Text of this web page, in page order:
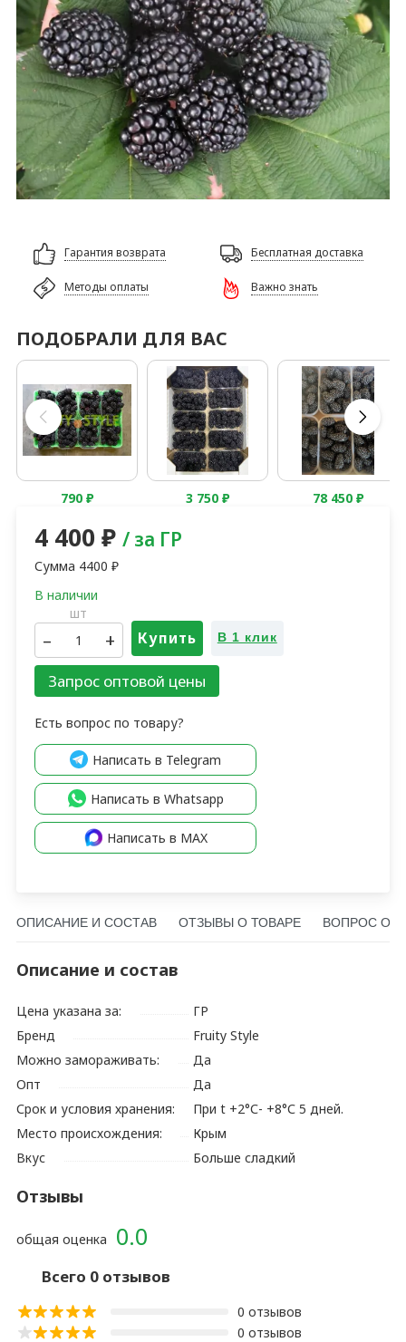
Гарантия возврата Бесплатная доставка
Методы оплаты Важно знать
ПОДОБРАЛИ ДЛЯ ВАС
790₽ 3 750₽ 78 450₽
4 400 ₽ / за ГР
Сумма 4400 ₽
шт
– + Купить В 1 клик
Запрос оптовой цены
Есть вопрос по товару?
Написать в Telegram
Написать в Whatsapp
Написать в MAX
ОПИСАНИЕ И СОСТАВ ОТЗЫВЫ О ТОВАРЕ ВОПРОС О
Описание и состав
Цена указана за:
ГР
Бренд
Fruity Style
Можно замораживать:
Да
Опт
Да
Срок и условия хранения:
При t +2°С- +8°С 5 дней.
Место происхождения:
Крым
Вкус
Больше сладкий
Отзывы
0.0
общая оценка
Всего 0 отзывов
0 отзывов
0 отзывов